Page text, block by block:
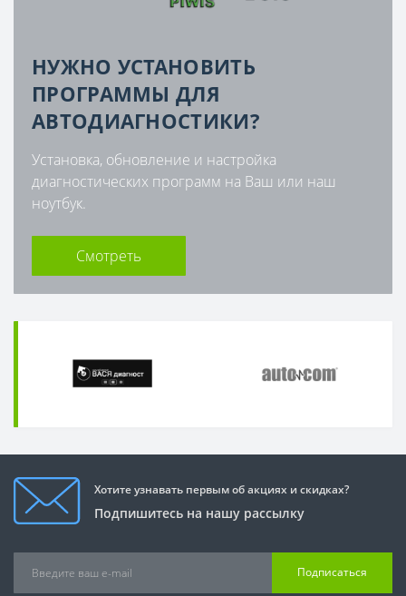
НУЖНО УСТАНОВИТЬ
ПРОГРАММЫ ДЛЯ
АВТОДИАГНОСТИКИ?
Установка, обновление и настройка
диагностических программ на Ваш или наш
ноутбук.
Смотреть
Хотите узнавать первым об акциях и скидках?
Подпишитесь на нашу рассылку
Подписаться